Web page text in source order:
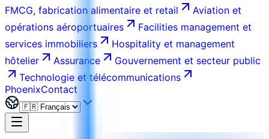
FMCG, fabrication alimentaire et retail
Aviation et
opérations aéroportuaires
Facilities management et
services immobiliers
Hospitality et management
hôtelier
Assurance
Gouvernement et secteur public
Technologie et télécommunications
PhoenixContact